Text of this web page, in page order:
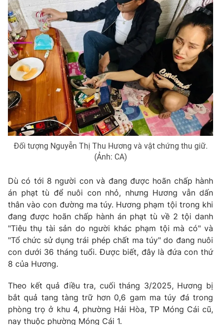
Hậu trường
Nhân vật
Khán giả
Giải sao mai
Điện ảnh
Âm nhạc
Sao
Đời sống
Du lịch
Làm đẹp
Chất lượng cuộc sống
Giáo dục
Tuyển sinh
Học trực tuyến
Công nghệ
Hitech Công nghệ tương lai
Sản phẩm
Thị trường
Giao lưu trực tuyến
Lịch phát sóng
Emagazine Podcast
Photo Infographic
Video Shorts video
VTV Sức khoẻ Bất động sản
Đối tượng Nguyễn Thị Thu Hương và vật chứng thu giữ.
(Ảnh: CA)
Dù có tới 8 người con và đang được hoãn chấp hành
án phạt tù để nuôi con nhỏ, nhưng Hương vẫn dấn
thân vào con đường ma túy. Hương phạm tội trong khi
đang được hoãn chấp hành án phạt tù về 2 tội danh
"Tiêu thụ tài sản do người khác phạm tội mà có" và
"Tổ chức sử dụng trái phép chất ma túy" do đang nuôi
con dưới 36 tháng tuổi. Được biết, đây là đứa con thứ
8 của Hương.
Theo kết quả điều tra, cuối tháng 3/2025, Hương bị
bắt quả tang tàng trữ hơn 0,6 gam ma túy đá trong
phòng trọ ở khu 4, phường Hải Hòa, TP Móng Cái cũ,
nay thuộc phường Móng Cái 1.